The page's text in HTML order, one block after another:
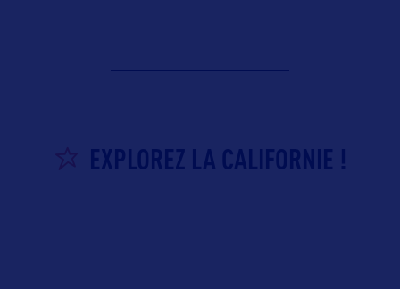
EXPLOREZ LA CALIFORNIE !